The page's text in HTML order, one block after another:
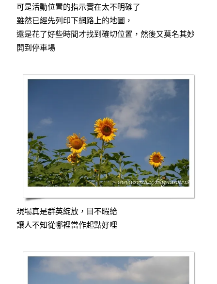
可是活動位置的指示實在太不明確了
雖然已經先列印下網路上的地圖，
還是花了好些時間才找到確切位置，然後又莫名其妙
開到停車場
現場真是群英綻放，目不暇給
讓人不知從哪裡當作起點好哩